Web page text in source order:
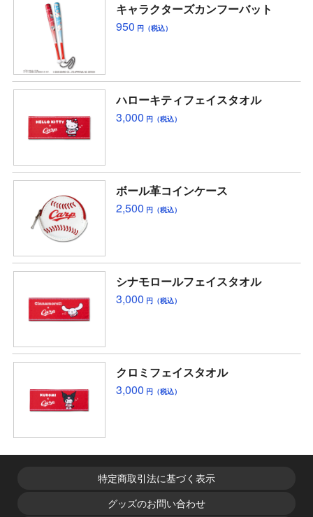
キャラクターズカンフーバット
950 円（税込）
ハローキティフェイスタオル
3,000 円（税込）
ボール革コインケース
2,500 円（税込）
シナモロールフェイスタオル
3,000 円（税込）
クロミフェイスタオル
3,000 円（税込）
特定商取引法に基づく表示
グッズのお問い合わせ